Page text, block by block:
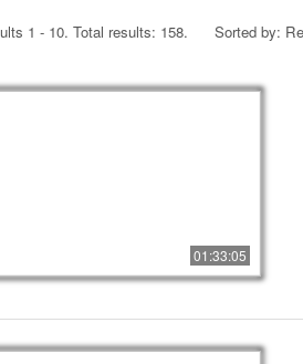
1 - 10. Total results: 158. Sorted by:
01:33:05